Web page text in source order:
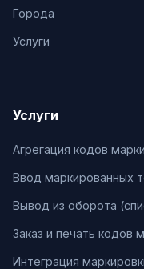
Города
Услуги
Услуги
Агрегация кодов
Ввод маркированных
Вывод из оборота
Заказ и печать кодов
Интеграция